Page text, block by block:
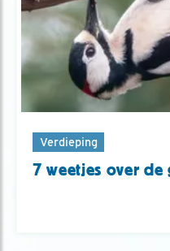
Verdieping
7 weetjes over